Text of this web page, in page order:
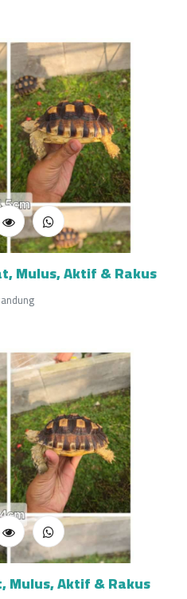
Mulus, Aktif & Rakus
Mulus, Aktif & Rakus